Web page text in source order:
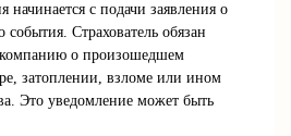
начинается с подачи заявления о
события. Страхователь обязан
компанию о произошедшем
затоплении, взломе или ином
Это уведомление может быть